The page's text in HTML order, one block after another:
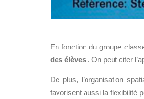
En fonction du groupe
des élèves . On peut citer
De plus, l’organisation
favorisent aussi la flexibilité